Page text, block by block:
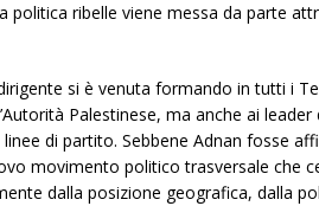
politica ribelle viene messa da parte
si è venuta formando in tutti i
Palestinese, ma anche ai
di partito. Sebbene Adnan fosse
movimento politico trasversale che
dalla posizione geografica, dalla